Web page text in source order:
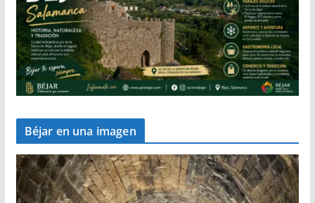
Béjar en una imagen